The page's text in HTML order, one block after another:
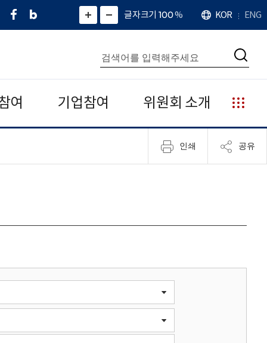
페
네
그
)
화
면
면
소
확
대
치
글자크기 100%
언
어
KOR ENG
통
합
검
색
검
여 기업참여 위원회 소개
누
리
집
안
인쇄 공유